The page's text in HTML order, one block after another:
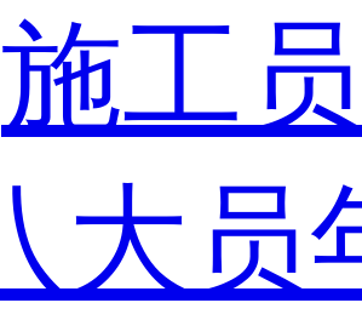
施工
大员